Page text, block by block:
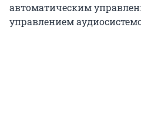
автоматическим
управлением